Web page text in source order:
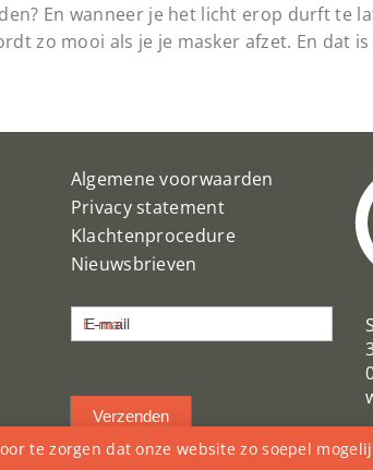
En wanneer je het licht erop durft te
zo mooi als je je masker afzet. En dat
Algemene voorwaarden
Privacy statement
Klachtenprocedure
Nieuwsbrieven
inschrijven
E-mail
Verzenden
te zorgen dat onze website zo soepel